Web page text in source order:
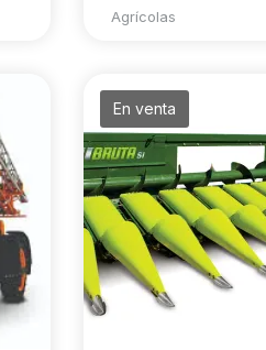
Agrícolas
En venta